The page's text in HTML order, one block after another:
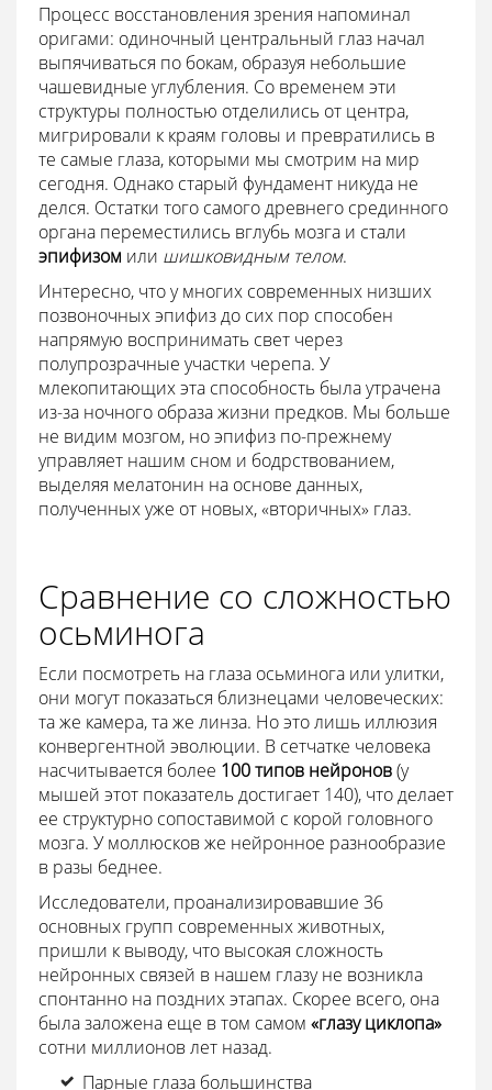
Процесс восстановления зрения напоминал
оригами: одиночный центральный глаз начал
выпячиваться по бокам, образуя небольшие
чашевидные углубления. Со временем эти
структуры полностью отделились от центра,
мигрировали к краям головы и превратились в
те самые глаза, которыми мы смотрим на мир
сегодня. Однако старый фундамент никуда не
делся. Остатки того самого древнего срединного
органа переместились вглубь мозга и стали
эпифизом или шишковидным телом.
Интересно, что у многих современных низших
позвоночных эпифиз до сих пор способен
напрямую воспринимать свет через
полупрозрачные участки черепа. У
млекопитающих эта способность была утрачена
из-за ночного образа жизни предков. Мы больше
не видим мозгом, но эпифиз по-прежнему
управляет нашим сном и бодрствованием,
выделяя мелатонин на основе данных,
полученных уже от новых, «вторичных» глаз.
Сравнение со сложностью
осьминога
Если посмотреть на глаза осьминога или улитки,
они могут показаться близнецами человеческих:
та же камера, та же линза. Но это лишь иллюзия
конвергентной эволюции. В сетчатке человека
насчитывается более 100 типов нейронов(у
мышей этот показатель достигает 140), что делает
ее структурно сопоставимой с корой головного
мозга. У моллюсков же нейронное разнообразие
в разы беднее.
Исследователи, проанализировавшие 36
основных групп современных животных,
пришли к выводу, что высокая сложность
нейронных связей в нашем глазу не возникла
спонтанно на поздних этапах. Скорее всего, она
была заложена еще в том самом «глазу циклопа»
сотни миллионов лет назад.
Парные глаза большинства